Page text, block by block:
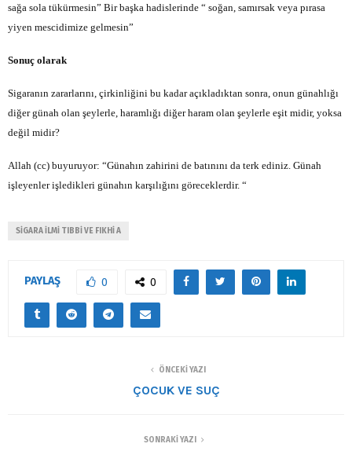
sağa sola tükürmesin” Bir başka hadislerinde “ soğan, samırsak veya pırasa
yiyen mescidimize gelmesin”
Sonuç olarak
Sigaranın zararlarını, çirkinliğini bu kadar açıkladıktan sonra, onun günahlığı
diğer günah olan şeylerle, haramlığı diğer haram olan şeylerle eşit midir, yoksa
değil midir?
Allah (cc) buyuruyor: “Günahın zahirini de batınını da terk ediniz. Günah
işleyenler işledikleri günahın karşılığını göreceklerdir. “
SİGARA İLMİ TIBBİ VE FIKHİ A
PAYLAŞ 0 0
ÖNCEKI YAZI
ÇOCUK VE SUÇ
SONRAKI YAZI